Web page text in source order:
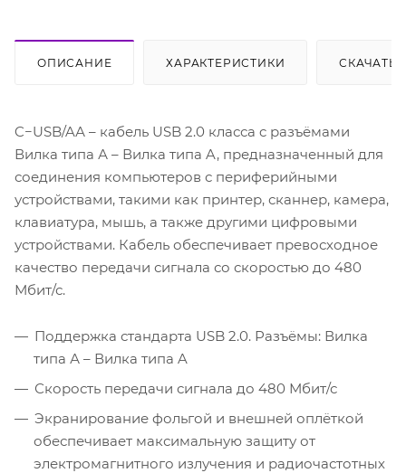
ОПИСАНИЕ ХАРАКТЕРИСТИКИ СКАЧАТЬ
C−USB/AА – кабель USB 2.0 класса c разъёмами
Вилка типа А – Вилка типа A, предназначенный для
соединения компьютеров с периферийными
устройствами, такими как принтер, сканнер, камера,
клавиатура, мышь, а также другими цифровыми
устройствами. Кабель обеспечивает превосходное
качество передачи сигнала со скоростью до 480
Мбит/с.
Поддержка стандарта USB 2.0. Разъёмы: Вилка
типа А – Вилка типа A
Скорость передачи сигнала до 480 Мбит/с
Экранирование фольгой и внешней оплёткой
обеспечивает максимальную защиту от
электромагнитного излучения и радиочастотных